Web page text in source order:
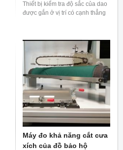
Thiết bị kiểm tra độ sắc của dao
được gắn ở vị trí có cạnh thẳng
bao gồm) ...
Máy đo khả năng cắt cưa
xích của đồ bảo hộ